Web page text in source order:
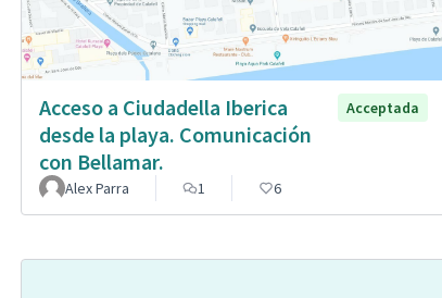
Acceso a Ciudadella Iberica
desde la playa. Comunicación
con Bellamar.
Acceptada
Alex Parra 1 6